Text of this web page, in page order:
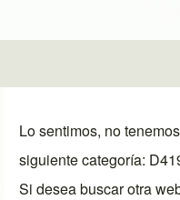
Lo sentimos, no
siguiente categoría:
Si desea buscar otra